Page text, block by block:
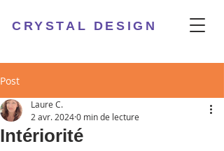
CRYSTAL DESIGN
Post
Intériorité
Laure C.
2 avr. 20240 min de lecture